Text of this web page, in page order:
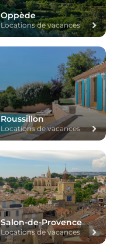
Oppède
Locations de vacances
Roussillon
Locations de vacances
Salon-de-Provence
Locations de vacances